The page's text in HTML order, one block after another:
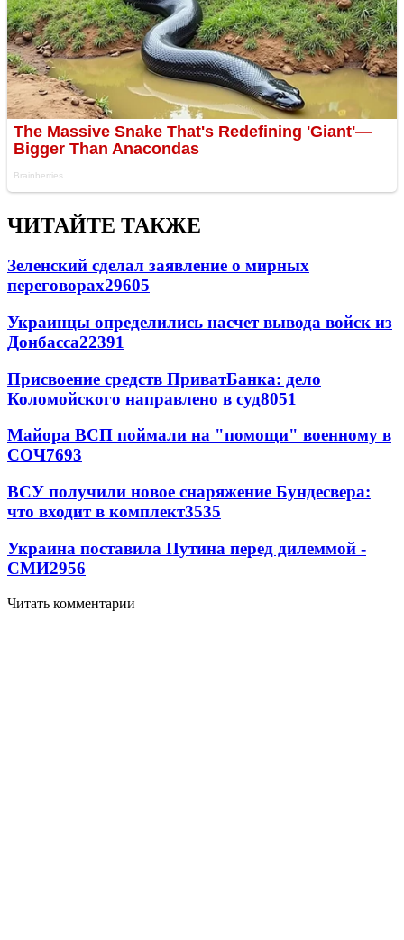
ЧИТАЙТЕ ТАКЖЕ
Зеленский сделал заявление о мирных
переговорах29605
Украинцы определились насчет вывода войск из
Донбасса22391
Присвоение средств ПриватБанка: дело
Коломойского направлено в суд8051
Майора ВСП поймали на "помощи" военному в
СОЧ7693
ВСУ получили новое снаряжение Бундесвера:
что входит в комплект3535
Украина поставила Путина перед дилеммой -
СМИ2956
Читать комментарии